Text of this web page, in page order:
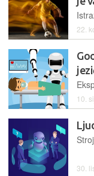
22.
10.
30.